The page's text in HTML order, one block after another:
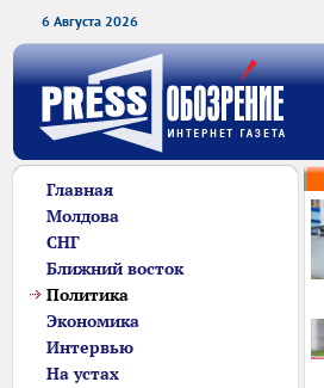
6 Августа 2026
Главная
Молдова
СНГ
Ближний восток
Политика
Экономика
Интервью
На устах